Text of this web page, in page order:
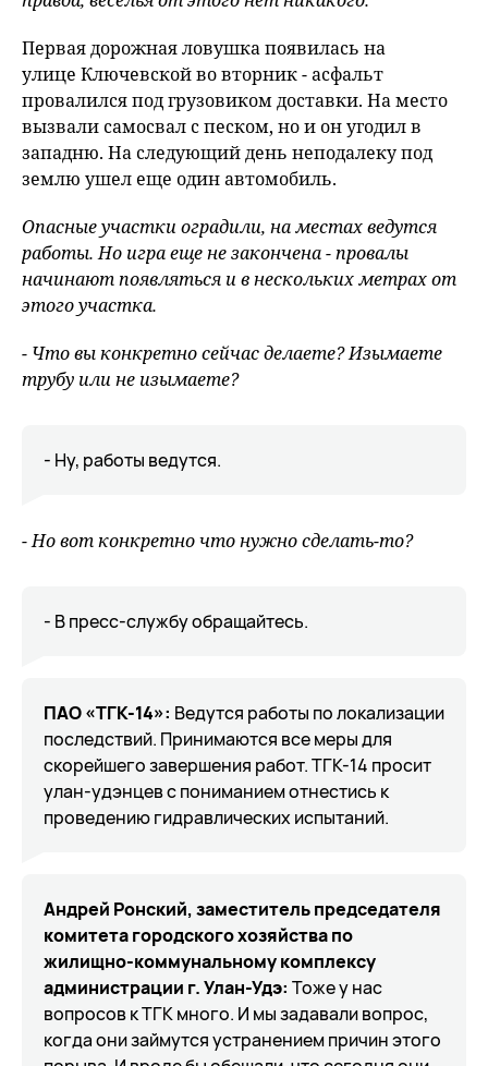
Первая дорожная ловушка появилась на
улице Ключевской во вторник - асфальт
провалился под грузовиком доставки. На место
вызвали самосвал с песком, но и он угодил в
западню. На следующий день неподалеку под
землю ушел еще один автомобиль.
Опасные участки оградили, на местах ведутся
работы. Но игра еще не закончена - провалы
начинают появляться и в нескольких метрах от
этого участка.
- Что вы конкретно сейчас делаете? Изымаете
трубу или не изымаете?
- Ну, работы ведутся.
- Но вот конкретно что нужно сделать-то?
- В пресс-службу обращайтесь.
ПАО «ТГК-14»: Ведутся работы по локализации
последствий. Принимаются все меры для
скорейшего завершения работ. ТГК-14 просит
улан-удэнцев с пониманием отнестись к
проведению гидравлических испытаний.
Андрей Ронский, заместитель председателя
комитета городского хозяйства по
жилищно-коммунальному комплексу
администрации г. Улан-Удэ: Тоже у нас
вопросов к ТГК много. И мы задавали вопрос,
когда они займутся устранением причин этого